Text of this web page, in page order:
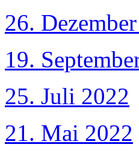
26.
19.
25. Juli 2022
21. Mai 2022